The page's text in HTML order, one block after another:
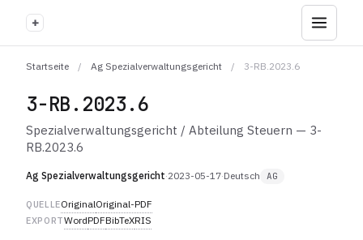
+
Startseite / Ag Spezialverwaltungsgericht / 3-RB.2023.6
3-RB.2023.6
Spezialverwaltungsgericht / Abteilung Steuern — 3-
RB.2023.6
Ag Spezialverwaltungsgericht·2023-05-17·Deutsch AG
QUELLEOriginalOriginal-PDF
EXPORTWordPDFBibTeXRIS